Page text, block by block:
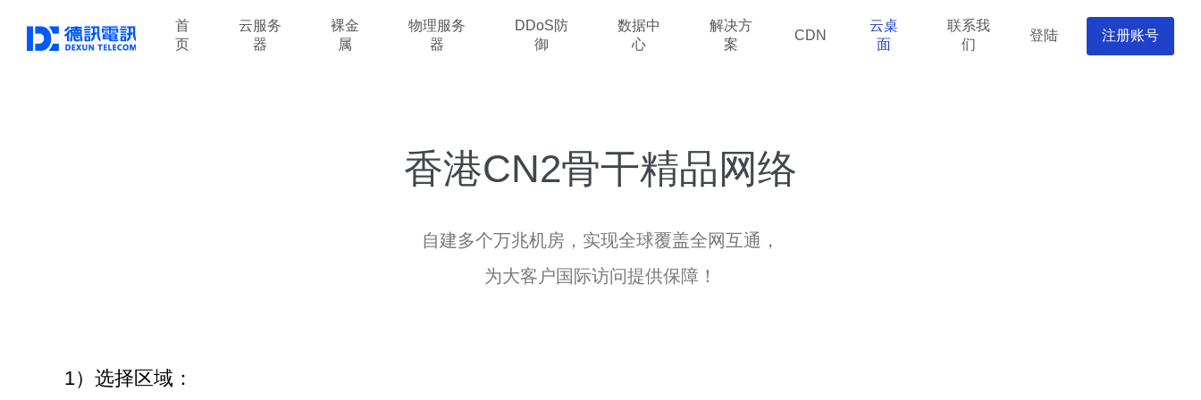
首
页
云服务
器
裸金
属
物理服务
器
DDoS防
御
数据中
心
解决方
案
CDN
云桌
面
联系我
们
登陆 注册账号
香港CN2骨干精品网络
自建多个万兆机房，实现全球覆盖全网互通，
为大客户国际访问提供保障！
1）选择区域：